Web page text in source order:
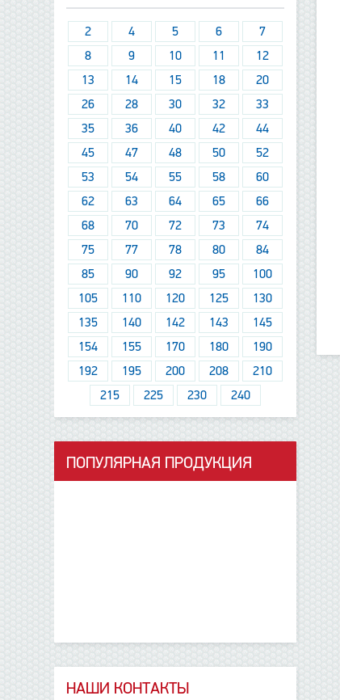
2 4 5 6
7
8
9 10 11
12
13
14 15 18
20
26
28 30 32
33
35
36 40 42
44
45
47 48 50
52
53
54 55 58
60
62
63 64 65
66
68
70 72 73
74
75
77 78 80
84
85
90 92 95
100
105
110 120 125
130
135
140 142 143
145
154
155 170 180
190
192
195 200 208
210
215
225 230 240
ПОПУЛЯРНАЯ ПРОДУКЦИЯ
НАШИ КОНТАКТЫ